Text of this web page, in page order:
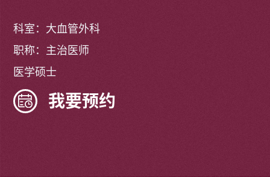
科室：大血管外科
职称：主治医师
医学硕士
我要预约